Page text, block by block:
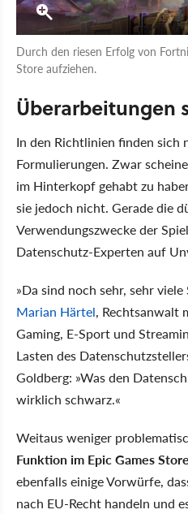
Durch den riesen Erfolg von
Store aufziehen.
Überarbeitungen
In den Richtlinien finden
Formulierungen. Zwar
im Hinterkopf gehabt zu
sie jedoch nicht. Gerade die
Verwendungszwecke der
Datenschutz-Experten auf
»Da sind noch sehr, sehr
Marian Härtel, Rechtsanwalt
Gaming, E-Sport und
Lasten des
Goldberg: »Was den
wirklich schwarz.«
Weitaus weniger
Funktion im Epic Games Store
ebenfalls einige Vorwürfe,
nach EU-Recht handeln und